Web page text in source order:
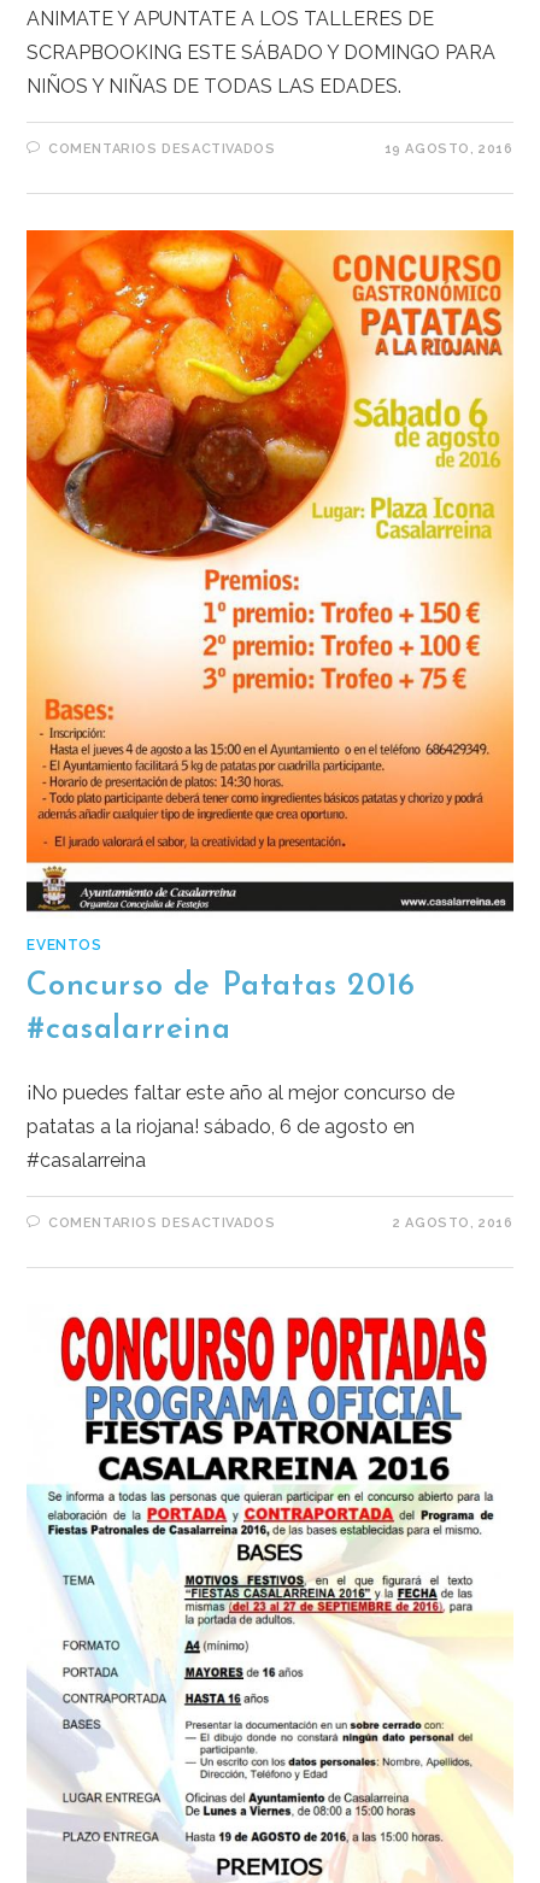
ANIMATE Y APUNTATE A LOS TALLERES DE
SCRAPBOOKING ESTE SÁBADO Y DOMINGO PARA
NIÑOS Y NIÑAS DE TODAS LAS EDADES.
COMENTARIOS DESACTIVADOS 19 AGOSTO, 2016
EVENTOS
Concurso de Patatas 2016
#casalarreina
¡No puedes faltar este año al mejor concurso de
patatas a la riojana! sábado, 6 de agosto en
#casalarreina
COMENTARIOS DESACTIVADOS 2 AGOSTO, 2016